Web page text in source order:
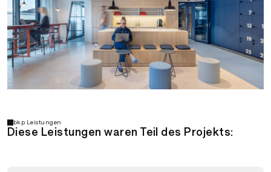
bkp Leistungen
Diese Leistungen waren Teil des Projekts: